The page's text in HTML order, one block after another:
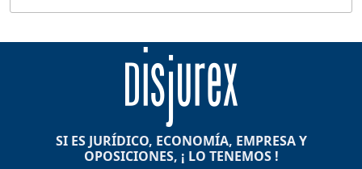
SI ES JURÍDICO, ECONOMÍA, EMPRESA Y
OPOSICIONES, ¡ LO TENEMOS !